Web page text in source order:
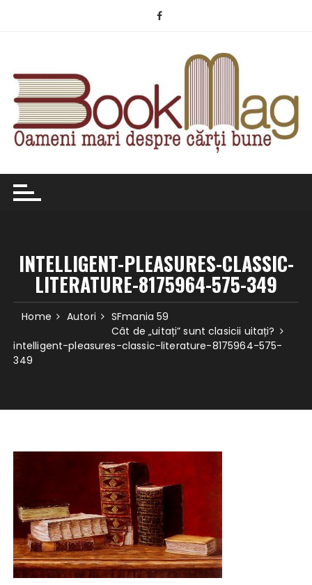
INTELLIGENT-PLEASURES-CLASSIC-
LITERATURE-8175964-575-349
Home Autori
SFmania 59
Cât de „uitați” sunt clasicii uitați?
intelligent-pleasures-classic-literature-8175964-575-
349